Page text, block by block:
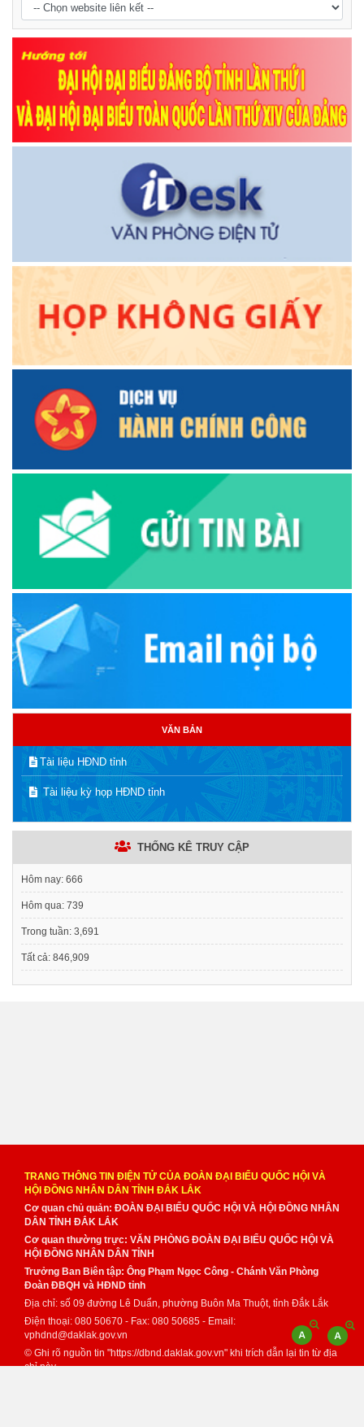
VĂN BẢN
Tài liệu HĐND tỉnh
Tài liệu kỳ họp HĐND tỉnh
THỐNG KÊ TRUY CẬP
Hôm nay: 666
Hôm qua: 739
Trong tuần: 3,691
Tất cả: 846,909
TRANG THÔNG TIN ĐIỆN TỬ CỦA ĐOÀN ĐẠI BIỂU QUỐC HỘI VÀ
HỘI ĐỒNG NHÂN DÂN TỈNH ĐẮK LẮK
Cơ quan chủ quản: ĐOÀN ĐẠI BIỂU QUỐC HỘI VÀ HỘI ĐỒNG NHÂN
DÂN TỈNH ĐẮK LẮK
Cơ quan thường trực: VĂN PHÒNG ĐOÀN ĐẠI BIỂU QUỐC HỘI VÀ
HỘI ĐỒNG NHÂN DÂN TỈNH
Trưởng Ban Biên tập: Ông Phạm Ngọc Công - Chánh Văn Phòng
Đoàn ĐBQH và HĐND tỉnh
Địa chỉ: số 09 đường Lê Duẩn, phường Buôn Ma Thuột, tỉnh Đắk Lắk
Điện thoại: 080 50670 - Fax: 080 50685 - Email:
vphdnd@daklak.gov.vn
© Ghi rõ nguồn tin "https://dbnd.daklak.gov.vn" khi trích dẫn lại tin từ địa
chỉ này.